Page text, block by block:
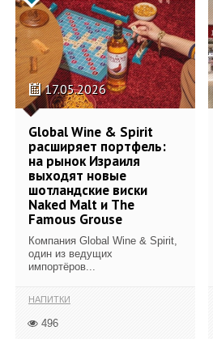
17.05.2026
Global Wine & Spirit
расширяет портфель:
на рынок Израиля
выходят новые
шотландские виски
Naked Malt и The
Famous Grouse
Компания Global Wine & Spirit,
один из ведущих
импортёров...
НАПИТКИ
496